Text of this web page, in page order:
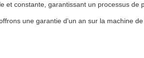
constante, garantissant un processus de
une garantie d'un an sur la machine